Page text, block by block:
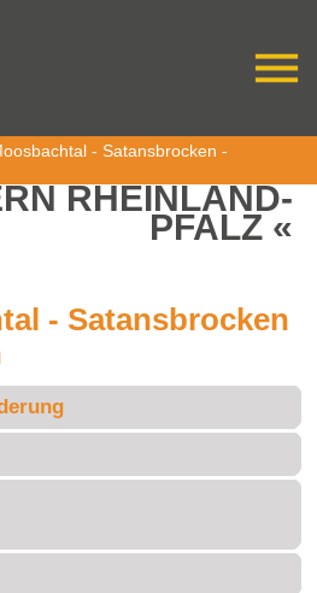
- Satansbrocken -
RHEINLAND-
PFALZ
- Satansbrocken